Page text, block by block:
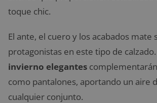
toque chic.
El ante, el cuero y los acabados mate
protagonistas en este tipo de
invierno elegantes
como pantalones, aportando un aire
cualquier conjunto.